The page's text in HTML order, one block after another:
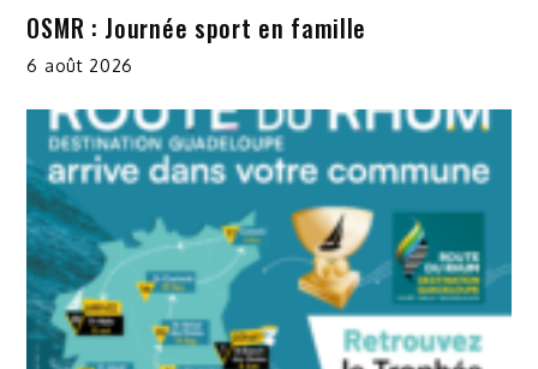
OSMR : Journée sport en famille
6 août 2026